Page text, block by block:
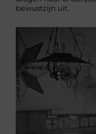
bewustzijn uit.